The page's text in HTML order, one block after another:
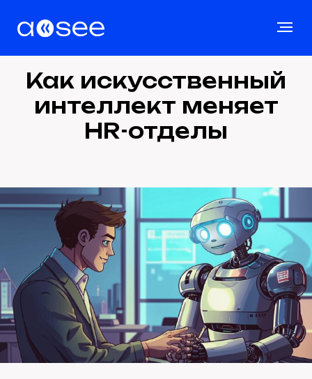
Как искусственный
интеллект меняет
HR-отделы